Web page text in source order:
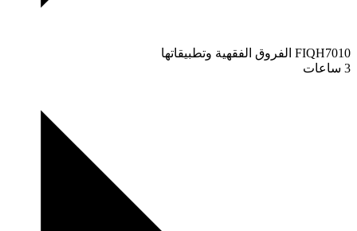
FIQH7010 الفروق الفقهية وتطبيقاتها
3 ساعات